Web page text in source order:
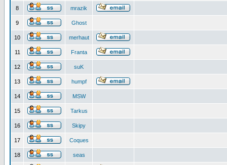
8 mrazik
9 Ghost
10 merhaut
11 Franta
12 suK
13 humpf
14 MSW
15 Tarkus
16 Skipy
17 Coques
18 seas